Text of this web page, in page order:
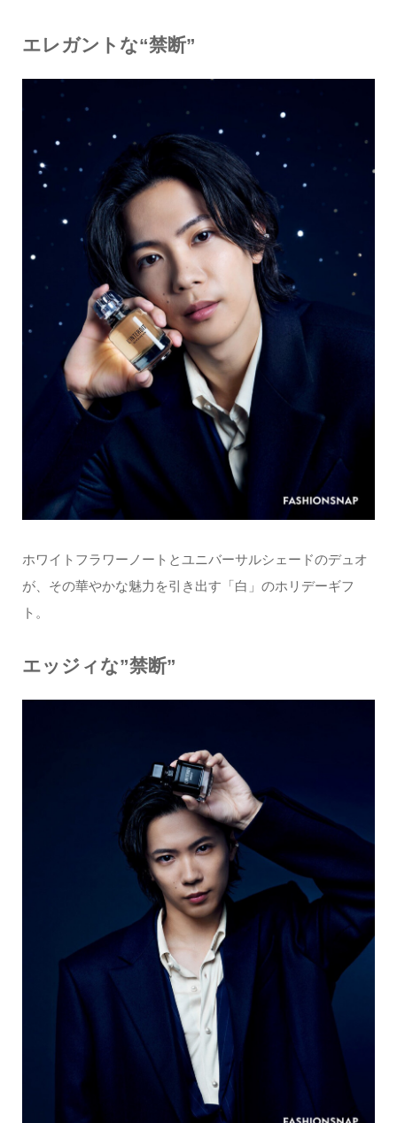
エレガントな“禁断”
ホワイトフラワーノートとユニバーサルシェードのデュオ
が、その華やかな魅力を引き出す「白」のホリデーギフ
ト。
エッジィな”禁断”